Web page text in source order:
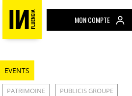
MON COMPTE
EVENTS
PATRIMOINE PUBLICIS GROUPE